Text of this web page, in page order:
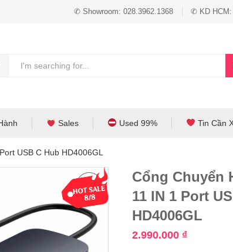
✆ Showroom: 028.3962.1368 ✆ KD HCM:
Sales Used 99% Tin Cần
USB C Hub HD4006GL
Cổng Chuyển
11 IN 1 Port
HD4006GL
2.990.000 ₫